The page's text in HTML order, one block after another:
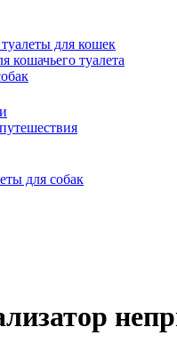
для кошек
кошачьего туалета
для собак